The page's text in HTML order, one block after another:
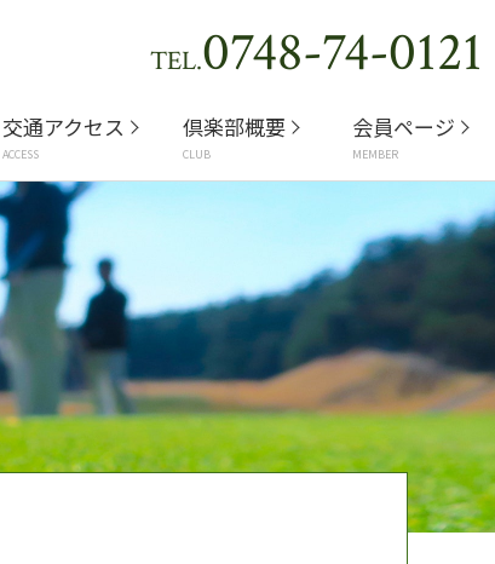
TEL.0748-74-0121
交通アクセス
ACCESS
倶楽部概要
CLUB
会員ページ
MEMBER